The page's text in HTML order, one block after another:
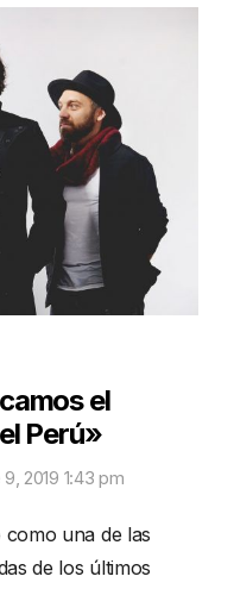
el
Perú»
2019 1:43 pm
una de las
de los últimos